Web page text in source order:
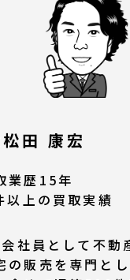
松田 康宏
業歴15年
上の買取実績
社員として不動
の販売を専門とし